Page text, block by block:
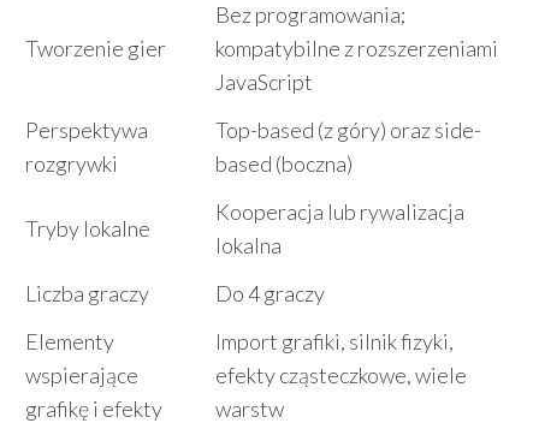
Tworzenie gier
Bez programowania;
kompatybilne z rozszerzeniami
JavaScript
Perspektywa
rozgrywki
Top-based (z góry) oraz side-
based (boczna)
Tryby lokalne
Kooperacja lub rywalizacja
lokalna
Liczba graczy
Do 4 graczy
Elementy
wspierające
grafikę i efekty
Import grafiki, silnik fizyki,
efekty cząsteczkowe, wiele
warstw